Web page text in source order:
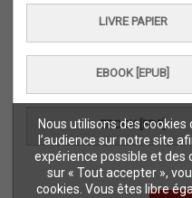
Nous utilisons des cookies
l’audience sur notre site
expérience possible et des
sur « Tout accepter »,
cookies. Vous êtes libre
LIVRE PAPIER
EBOOK [EPUB]
EBOOK [PDF]
Vous